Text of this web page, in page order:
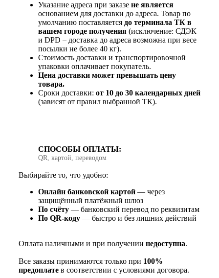
Указание адреса при заказе не является
основанием для доставки до адреса. Товар по
умолчанию поставляется до терминала ТК в
вашем городе получения (исключение: СДЭК
и DPD – доставка до адреса возможна при весе
посылки не более 40 кг).
Стоимость доставки и транспортировочной
упаковки оплачивает покупатель.
Цена доставки может превышать цену
товара.
Сроки доставки: от 10 до 30 календарных дней
(зависят от правил выбранной ТК).
СПОСОБЫ ОПЛАТЫ:
QR, картой, переводом
Выбирайте то, что удобно:
Онлайн банковской картой — через
защищённый платёжный шлюз
По счёту — банковский перевод по реквизитам
По QR‑коду — быстро и без лишних действий
Оплата наличными и при получении недоступна.
Все заказы принимаются только при 100%
предоплате в соответствии с условиями договора.